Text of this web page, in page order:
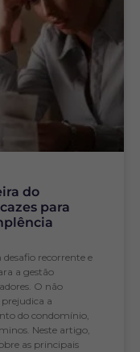
do
para
recorrente e
a gestão
O não
a
do condomínio,
Neste artigo,
as principais